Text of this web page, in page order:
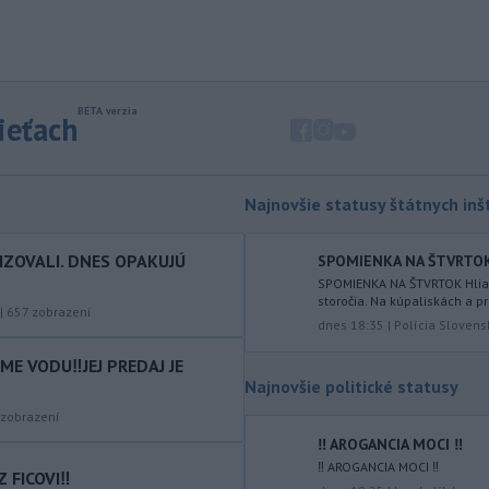
hydrometeorologického ústavu
(SHMÚ) vo štvrtok opäť zaznamenali
vzduchu. V Dolných Plachtinciach v
okrese Veľký Krtíš dosiahla teplota
popoludní 42 stupňov Celzia.
maďarskéhoNárodného
Nagyová vo štvrtok oznámila, že v
súlade s návrhom poslaneckého klubu
DNES OPAKUJÚ
| 657 zobrazení
VODU‼️JEJ PREDAJ JE
zobrazení
FICOVI‼️
Najnovšie statusy štátnych
SPOMIENKA NA
SPOMIENKA NA ŠTVRTOK
storočia. Na kúpaliskách a
dnes 18:35 | Polícia
Najnovšie politické statusy
‼️ AROGANCIA MOCI ‼️
‼️ AROGANCIA MOCI ‼️